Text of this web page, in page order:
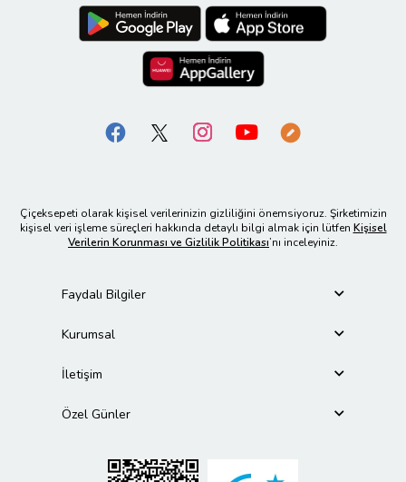
Çiçeksepeti olarak kişisel verilerinizin gizliliğini önemsiyoruz. Şirketimizin
kişisel veri işleme süreçleri hakkında detaylı bilgi almak için lütfen Kişisel
Verilerin Korunması ve Gizlilik Politikası’nı inceleyiniz.
Faydalı Bilgiler
Kurumsal
İletişim
Özel Günler